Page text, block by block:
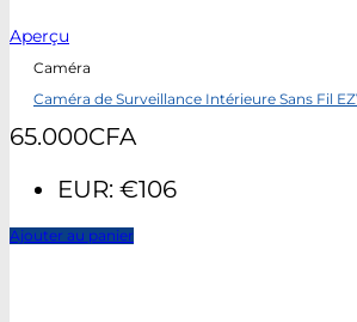
Aperçu
Caméra
Caméra de Surveillance Intérieure Sans Fil
65.000CFA
EUR: €106
Ajouter au panier